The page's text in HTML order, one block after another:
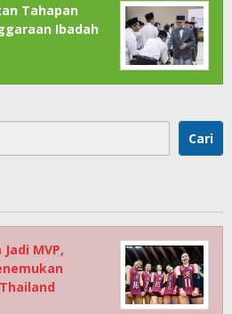
Tahapan
Ibadah
Cari
MVP,